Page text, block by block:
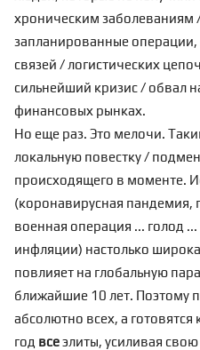
хроническим заболеваниям
запланированные
связей / логистических
сильнейший кризис/ обвал
финансовых рынках.
Но еще раз. Это мелочи.
локальную повестку /
происходящего в моменте.
(коронавирусная пандемия,
военная операция ... голод ...
инфляции) настолько
повлияет на глобальную
ближайшие 10 лет. Поэтому
абсолютно всех, а
год всеэлиты, усиливая